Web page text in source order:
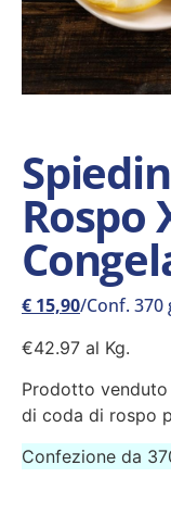
Rospo
€ 15,90/Conf. 370
€42.97 al Kg.
Prodotto
di coda di rospo
Confezione da